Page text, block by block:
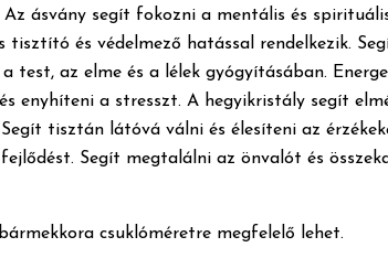
ásvány segít fokozni a mentális és
és védelmező hatással rendelkezik.
test, az elme és a lélek gyógyításában.
enyhíteni a stresszt. A hegyikristály segít
tisztán látóvá válni és élesíteni az
Segít megtalálni az önvalót és
csuklóméretre megfelelő lehet.